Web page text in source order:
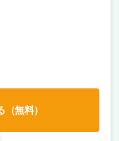
無料）